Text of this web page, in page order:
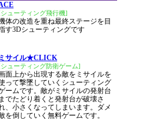
ューティング飛行機]
体の改造を重ね最終ステージを目
す3Dシューティングです
ミサイル★CLICK
ューティング防衛ゲーム]
面上から出現する敵をミサイルを
って撃墜していくシューティング
ームです。敵がミサイルの発射台
までたどり着くと発射台が破壊さ
、小さくなってしまいます。ダメ
を倒していく無料ゲームです。